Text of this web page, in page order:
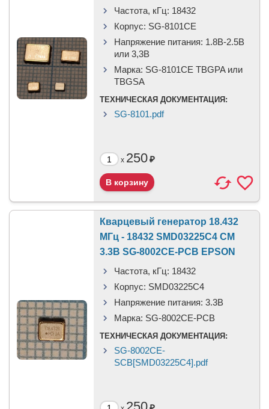
Частота, кГц: 18432
Корпус: SG-8101CE
Напряжение питания: 1.8В-2.5B
или 3,3B
Марка: SG-8101CE TBGPA или
TBGSA
ТЕХНИЧЕСКАЯ ДОКУМЕНТАЦИЯ:
SG-8101.pdf
x 250₽
Кварцевый генератор 18.432
МГц - 18432 SMD03225C4 CM
3.3В SG-8002CE-PCB EPSON
Частота, кГц: 18432
Корпус: SMD03225C4
Напряжение питания: 3.3В
Марка: SG-8002CE-PCB
ТЕХНИЧЕСКАЯ ДОКУМЕНТАЦИЯ:
SG-8002CE-
SCB[SMD03225C4].pdf